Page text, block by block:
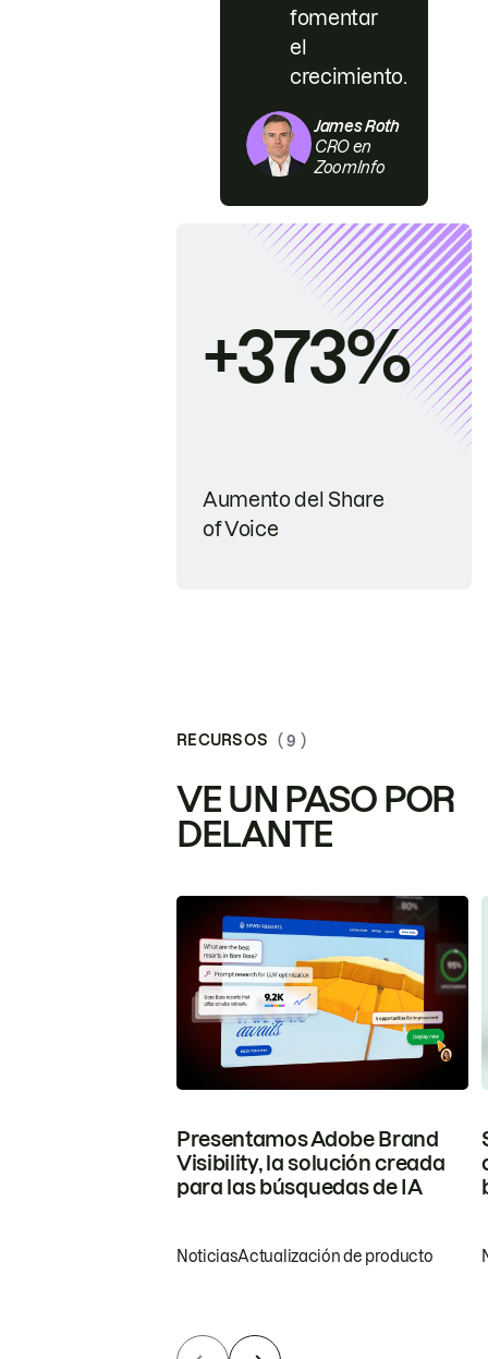
fomentar
el
crecimiento.
James Roth
CRO en
ZoomInfo
+373%
Aumento del Share
of Voice
RECURSOS ( 9 )
VE UN PASO POR
DELANTE
Presentamos Adobe Brand
Visibility, la solución creada
para las búsquedas de IA
NoticiasActualización de producto